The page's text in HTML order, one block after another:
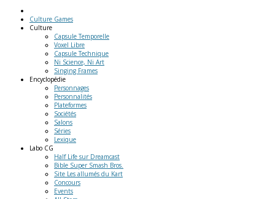
Culture Games
Culture
Capsule Temporelle
Voxel Libre
Capsule Technique
Ni Science, Ni Art
Singing Frames
Encyclopédie
Personnages
Personnalités
Plateformes
Sociétés
Salons
Séries
Lexique
Labo CG
Half Life sur Dreamcast
Bible Super Smash Bros.
Site Les allumés du Kart
Concours
Events